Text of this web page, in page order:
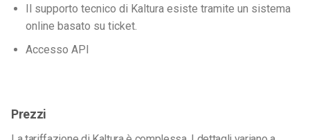
Il supporto tecnico di Kaltura esiste tramite un sistema
online basato su ticket.
Accesso API
Prezzi